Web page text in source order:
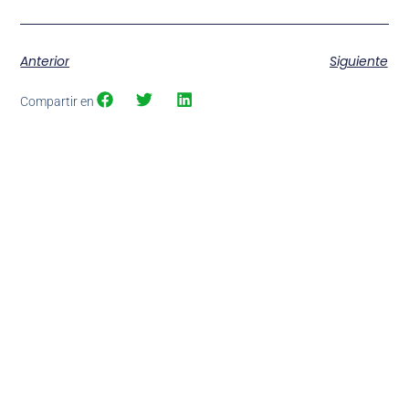
Anterior Siguiente
Compartir en